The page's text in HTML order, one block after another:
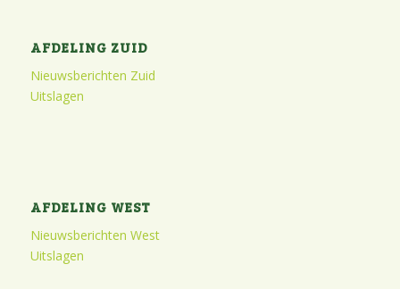
AFDELING ZUID
Nieuwsberichten Zuid
Uitslagen
AFDELING WEST
Nieuwsberichten West
Uitslagen